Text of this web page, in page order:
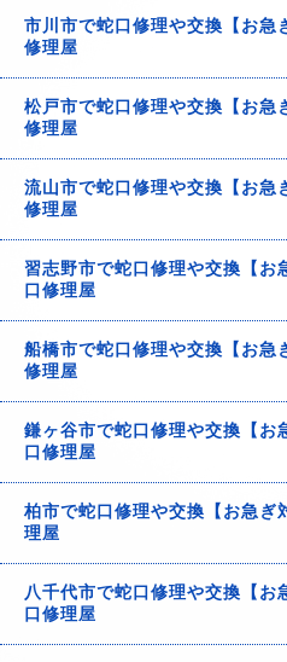
市川市で蛇口修理や交換【お
修理屋
松戸市で蛇口修理や交換【お
修理屋
流山市で蛇口修理や交換【お
修理屋
習志野市で蛇口修理や交換【
口修理屋
船橋市で蛇口修理や交換【お
修理屋
鎌ヶ谷市で蛇口修理や交換【
口修理屋
柏市で蛇口修理や交換【お急
理屋
八千代市で蛇口修理や交換【
口修理屋